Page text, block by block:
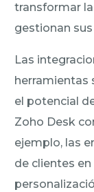
transformar
gestionan
Las
herramientas
el potencial
Zoho Desk
ejemplo, las
de clientes